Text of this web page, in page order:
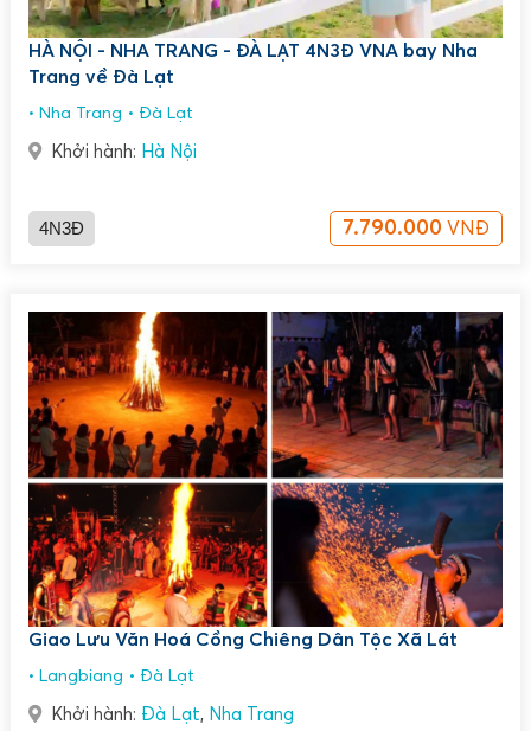
HÀ NỘI - NHA TRANG - ĐÀ LẠT 4N3Đ VNA bay Nha
Trang về Đà Lạt
Nha Trang Đà Lạt
Khởi hành: Hà Nội
4N3Đ 7.790.000 VNĐ
Giao Lưu Văn Hoá Cồng Chiêng Dân Tộc Xã Lát
Langbiang Đà Lạt
Khởi hành: Đà Lạt, Nha Trang